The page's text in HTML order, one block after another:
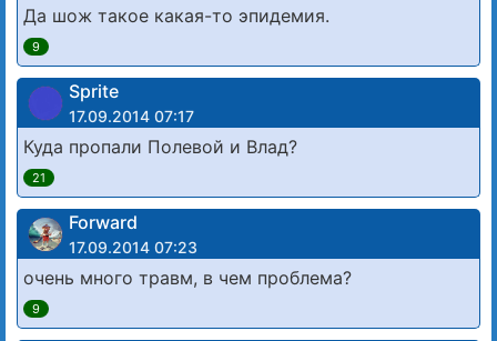
Да шож такое какая-то эпидемия.
9
Sprite
17.09.2014 07:17
Куда пропали Полевой и Влад?
21
Forward
17.09.2014 07:23
очень много травм, в чем проблема?
9